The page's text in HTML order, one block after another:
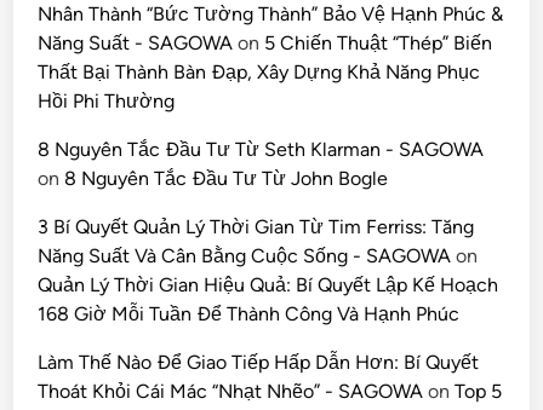
Nhân Thành “Bức Tường Thành” Bảo Vệ Hạnh Phúc &
Năng Suất - SAGOWA on 5 Chiến Thuật “Thép” Biến
Thất Bại Thành Bàn Đạp, Xây Dựng Khả Năng Phục
Hồi Phi Thường
8 Nguyên Tắc Đầu Tư Từ Seth Klarman - SAGOWA
on 8 Nguyên Tắc Đầu Tư Từ John Bogle
3 Bí Quyết Quản Lý Thời Gian Từ Tim Ferriss: Tăng
Năng Suất Và Cân Bằng Cuộc Sống - SAGOWA on
Quản Lý Thời Gian Hiệu Quả: Bí Quyết Lập Kế Hoạch
168 Giờ Mỗi Tuần Để Thành Công Và Hạnh Phúc
Làm Thế Nào Để Giao Tiếp Hấp Dẫn Hơn: Bí Quyết
Thoát Khỏi Cái Mác “Nhạt Nhẽo” - SAGOWA onTop 5